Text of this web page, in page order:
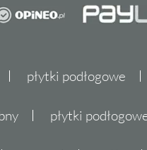
płytki podłogowe
płytki